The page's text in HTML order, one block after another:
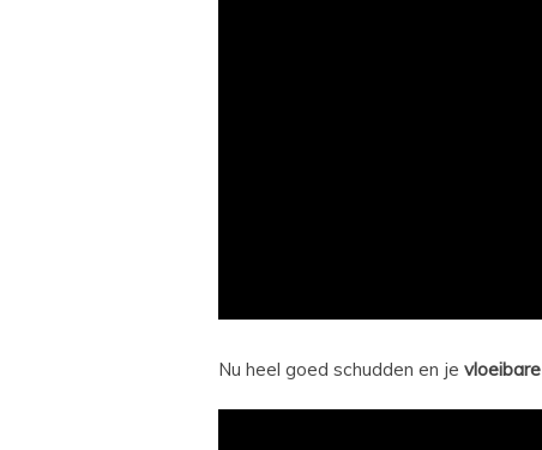
Nu heel goed schudden en je vloeibare